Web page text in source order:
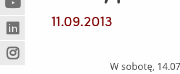
innej
strony)
(Nowe
okno)
(Link
do
innej
strony)
(Nowe
okno)
(Link
do
innej
(Nowe
(Link
11.09.2013
W sobotę,